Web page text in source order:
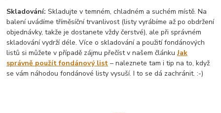
Skladování: Skladujte v temném, chladném a suchém místě. Na
balení uvádíme tříměsíční trvanlivost (listy vyrábíme až po obdržení
objednávky, takže je dostanete vždy čerstvé), ale při správném
skladování vydrží déle. Více o skladování a použití fondánových
listů si můžete v případě zájmu přečíst v našem článkuJak
správně použít fondánový list – naleznete tam i tip na to, když
se vám náhodou fondánové listy vysuší. I to se dá zachránit. :-)